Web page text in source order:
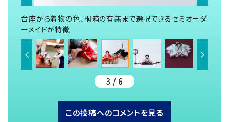
台座から着物の色、桐箱の有無まで選択できるセミオーダ
ーメイドが特徴
3 / 6
この投稿へのコメントを見る